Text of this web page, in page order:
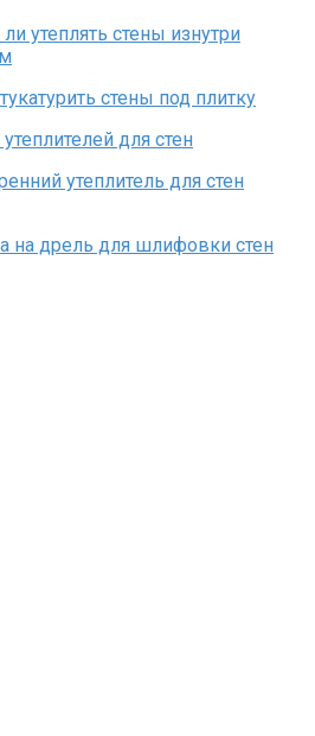
утеплять стены изнутри
стены под плитку
для стен
утеплитель для стен
на дрель для шлифовки стен